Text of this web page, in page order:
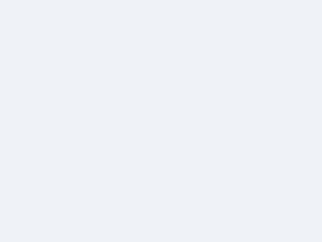
失敗しない「カニ」完全